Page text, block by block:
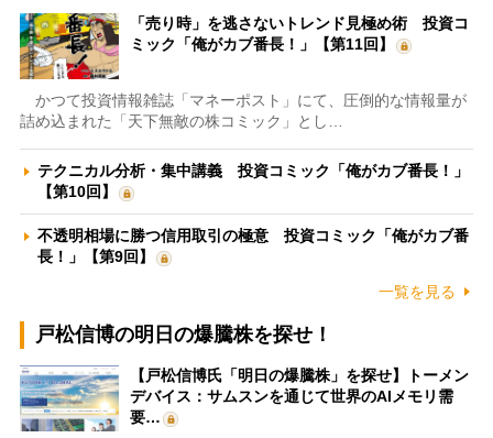
「売り時」を逃さないトレンド見極め術 投資コ
ミック「俺がカブ番長！」【第11回】
かつて投資情報雑誌「マネーポスト」にて、圧倒的な情報量が
詰め込まれた「天下無敵の株コミック」とし…
テクニカル分析・集中講義 投資コミック「俺がカブ番長！」
【第10回】
不透明相場に勝つ信用取引の極意 投資コミック「俺がカブ番
長！」【第9回】
一覧を見る
戸松信博の明日の爆騰株を探せ！
【戸松信博氏「明日の爆騰株」を探せ】トーメン
デバイス：サムスンを通じて世界のAIメモリ需
要…